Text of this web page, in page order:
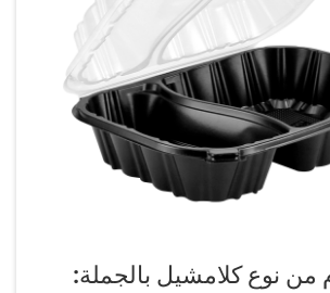
من نوع كلامشيل بالجملة: